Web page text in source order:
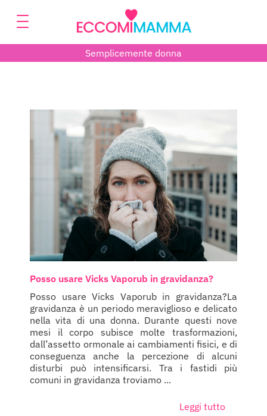
Semplicemente donna
Posso usare Vicks Vaporub in gravidanza?
Posso usare Vicks Vaporub in gravidanza?La
gravidanza è un periodo meraviglioso e delicato
nella vita di una donna. Durante questi nove
mesi il corpo subisce molte trasformazioni,
dall’assetto ormonale ai cambiamenti fisici, e di
conseguenza anche la percezione di alcuni
disturbi può intensificarsi. Tra i fastidi più
comuni in gravidanza troviamo ...
Leggi tutto